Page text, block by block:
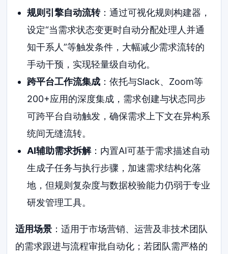
规则引擎自动流转：通过可视化规则构建器，
设定“当需求状态变更时自动分配处理人并通
知干系人”等触发条件，大幅减少需求流转的
手动干预，实现轻量级自动化。
跨平台工作流集成：依托与Slack、Zoom等
200+应用的深度集成，需求创建与状态同步
可跨平台自动触发，确保需求上下文在异构系
统间无缝流转。
AI辅助需求拆解：内置AI可基于需求描述自动
生成子任务与执行步骤，加速需求结构化落
地，但规则复杂度与数据校验能力仍弱于专业
研发管理工具。
适用场景 ：适用于市场营销、运营及非技术团队
的需求跟进与流程审批自动化；若团队需严格的